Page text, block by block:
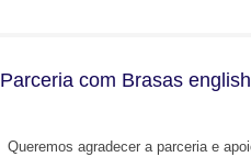
Parceria com Brasas
Queremos agradecer a parceria e